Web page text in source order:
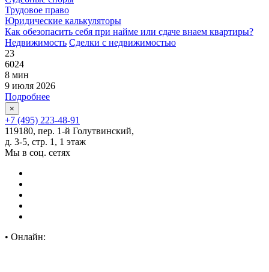
Трудовое право
Юридические калькуляторы
Как обезопасить себя при найме или сдаче внаем квартиры?
Недвижимость Сделки с недвижимостью
23
6024
8 мин
9 июля 2026
Подробнее
×
+7 (495) 223-48-91
119180, пер. 1-й Голутвинский,
д. 3-5, стр. 1, 1 этаж
Мы в соц. сетях
• Онлайн: